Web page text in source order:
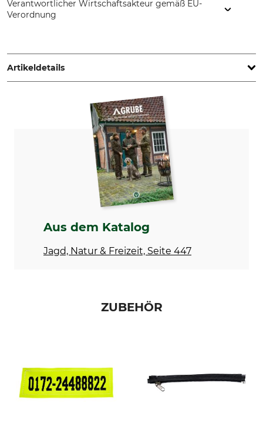
Verantwortlicher Wirtschaftsakteur gemäß EU-
Verordnung
Germany, www.outdog.org
Artikeldetails
Produkttyp
Sauenschutzweste
Modellbezeichnung
Herstellung
Made in Germany
Aus dem Katalog
Jagd, Natur & Freizeit, Seite 447
ZUBEHÖR